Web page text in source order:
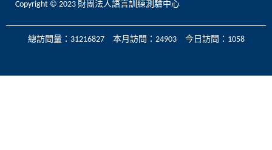
Copyright © 2023 財團法人語言訓練測驗中心
總訪問量：31216827 本月訪問：24903 今日訪問：1058